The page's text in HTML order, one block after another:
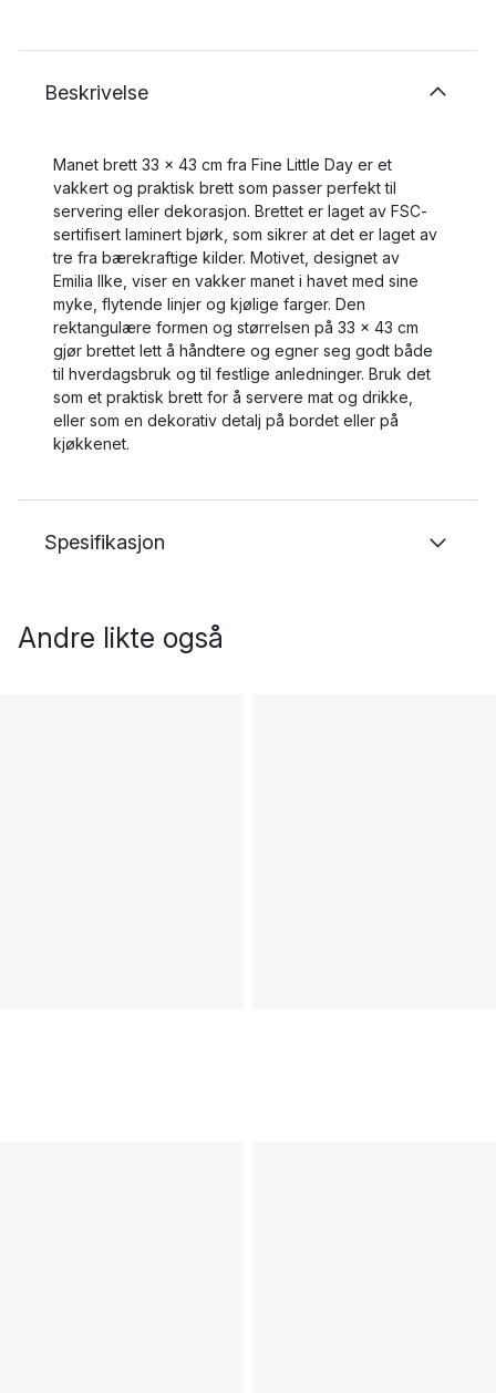
Beskrivelse
Manet brett 33 x 43 cm fra Fine Little Day er et
vakkert og praktisk brett som passer perfekt til
servering eller dekorasjon. Brettet er laget av FSC-
sertifisert laminert bjørk, som sikrer at det er laget av
tre fra bærekraftige kilder. Motivet, designet av
Emilia Ilke, viser en vakker manet i havet med sine
myke, flytende linjer og kjølige farger. Den
rektangulære formen og størrelsen på 33 x 43 cm
gjør brettet lett å håndtere og egner seg godt både
til hverdagsbruk og til festlige anledninger. Bruk det
som et praktisk brett for å servere mat og drikke,
eller som en dekorativ detalj på bordet eller på
kjøkkenet.
Spesifikasjon
Andre likte også